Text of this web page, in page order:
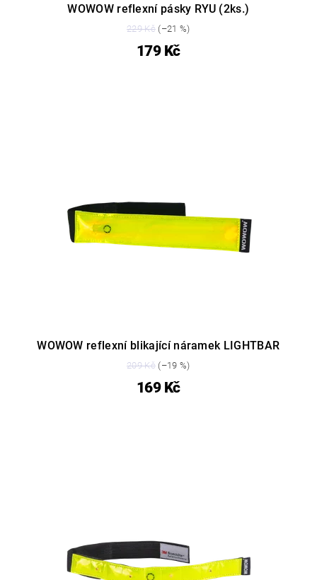
WOWOW reflexní pásky RYU (2ks.)
229 Kč(–21 %)
179 Kč
WOWOW reflexní blikající náramek LIGHTBAR
209 Kč(–19 %)
169 Kč